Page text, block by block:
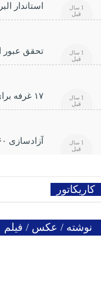
استاندار 1 سال
قبل
تحقق عبور 1 سال
قبل
۱۷ غرفه برای هنرمندان البرزی 1 سال
قبل
آزادسازی ۶۰ هکتار اراضی زراعی از چنگ ویلاسازان 1 سال
قبل
کاریکاتور
نوشته / عکس / فیلم